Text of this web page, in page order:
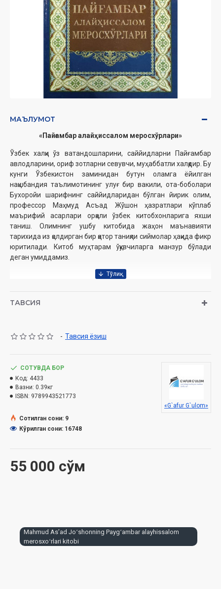
МАЪЛУМОТ
«Пайғамбар алайҳиссалом меросхўрлари»
Ўзбек халқи ўз ватандошларини, саййидларни Пайғамбар
авлодларини, ориф зотларни севувчи, муҳаббатли халқдир. Бу
кунги Ўзбекистон заминидан бутун оламга ёйилган
нақшбандия таълимотининг улуғ бир вакили, ота-боболари
Бухоройи шарифнинг саййидларидан бўлган йирик олим,
профессор Маҳмуд Асъад Жўшон ҳазратлари кўплаб
маърифий асарлари орқали ўзбек китобхонларига яхши
таниш. Олимнинг ушбу китобида жаҳон маънавияти
тарихида из қолдирган бир қатор таниқли сиймолар ҳақида фикр
юритилади. Китоб муҳтарам ўқувчиларга манзур бўлади
деган умиддамиз.
Нашриёт
ISBN: 978-9943-5217-7-3
Ўзбекистон Республикаси Вазирлар Маҳкамаси
ҳузуридаги Дин ишлари бўйича қўмитанинг 1733-сонли
ТАВСИЯ
- Тавсия ёзиш
55 000 сўм
СОТУВДА БОР
Код: 4433
Вазни: 0.39кг
ISBN: 9789943521773
«G`afur G`ulom»
Сотилган сони: 9
Кўрилган сони: 16748
Mahmud Asʼad Joʻshonning Paygʻambar alayhissalom
merosxoʻrlari kitobi